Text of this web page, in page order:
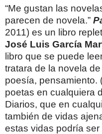
“Me gustan las
parecen de novela.”
2011) es un libro
José Luis García
libro que se puede
tratara de la novela
poesía, pensamiento.
poetas en cualquiera
Diarios, que en
también de vidas
estas vidas podría